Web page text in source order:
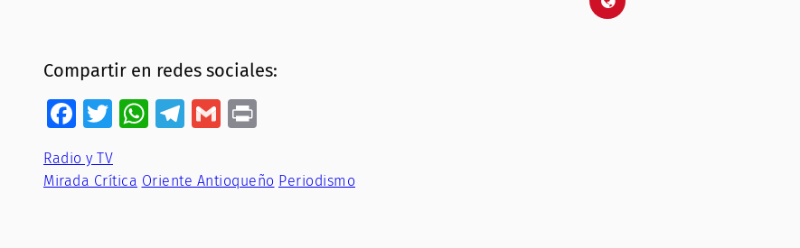
Compartir en redes sociales:
Facebook
Twitter
WhatsApp
Telegram
Gmail
Radio y TV
Mirada Crítica Oriente Antioqueño Periodismo